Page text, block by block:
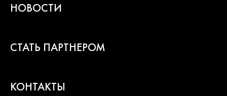
НОВОСТИ
СТАТЬ ПАРТНЕРОМ
КОНТАКТЫ